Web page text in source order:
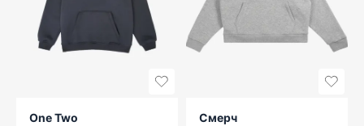
One Two
Смерч